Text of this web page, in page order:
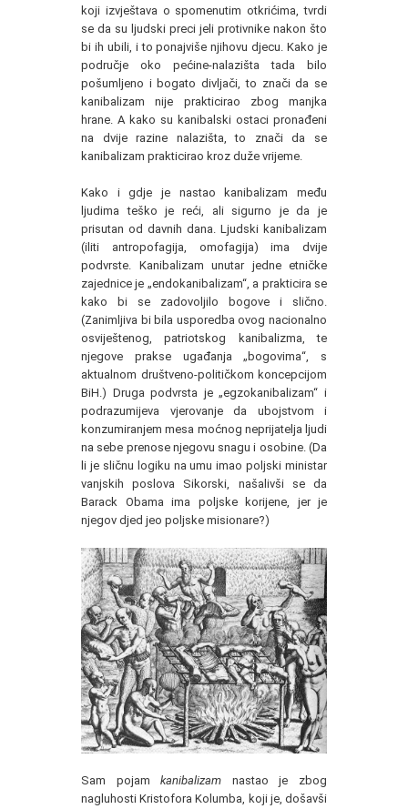
koji izvještava o spomenutim otkrićima, tvrdi
se da su ljudski preci jeli protivnike nakon što
bi ih ubili, i to ponajviše njihovu djecu. Kako je
područje oko pećine-nalazišta tada bilo
pošumljeno i bogato divljači, to znači da se
kanibalizam nije prakticirao zbog manjka
hrane. A kako su kanibalski ostaci pronađeni
na dvije razine nalazišta, to znači da se
kanibalizam prakticirao kroz duže vrijeme.
Kako i gdje je nastao kanibalizam među
ljudima teško je reći, ali sigurno je da je
prisutan od davnih dana. Ljudski kanibalizam
(iliti antropofagija, omofagija) ima dvije
podvrste. Kanibalizam unutar jedne etničke
zajednice je „endokanibalizam“, a prakticira se
kako bi se zadovoljilo bogove i slično.
(Zanimljiva bi bila usporedba ovog nacionalno
osviještenog, patriotskog kanibalizma, te
njegove prakse ugađanja „bogovima“, s
aktualnom društveno-političkom koncepcijom
BiH.) Druga podvrsta je „egzokanibalizam“ i
podrazumijeva vjerovanje da ubojstvom i
konzumiranjem mesa moćnog neprijatelja ljudi
na sebe prenose njegovu snagu i osobine. (Da
li je sličnu logiku na umu imao poljski ministar
vanjskih poslova Sikorski, našalivši se da
Barack Obama ima poljske korijene, jer je
njegov djed jeo poljske misionare?)
Sam pojamkanibalizam nastao je zbog
nagluhosti Kristofora Kolumba, koji je, došavši